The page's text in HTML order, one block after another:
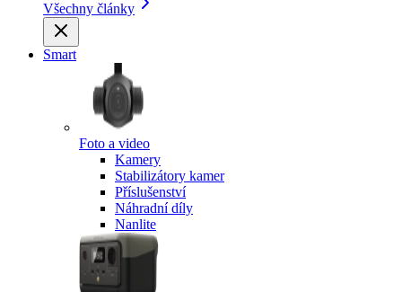
Všechny články
Smart
Foto a video
Kamery
Stabilizátory kamer
Příslušenství
Náhradní díly
Nanlite